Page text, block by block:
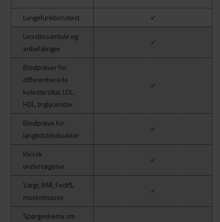
Lungefunktionstest
✔
Livsstilssamtale og
anbefalinger
✔
Blodprøver for
differentierede
kolesteroltal, LDL.
HDL, triglycerider
✔
Blodprøve for
langtidsblodsukker
✔
Klinisk
undersøgelse
✔
Vægt, BMI, Fedt%,
muskelmasse
✔
Spørgeskema om